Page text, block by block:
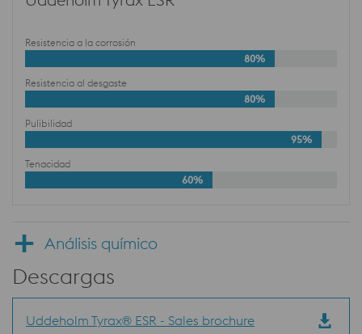
Resistencia a la corrosión
80%
Resistencia al desgaste
80%
Pulibilidad
95%
Tenacidad
60%
Análisis químico
Descargas
Uddeholm Tyrax® ESR - Sales brochure